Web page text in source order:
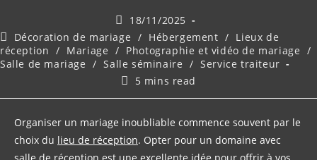
Publication
publiée :
18/11/2025
Post
category:
Décoration de mariage / Hébergement / Lieux de
réception / Mariage / Photographie et vidéo de mariage /
Salle de mariage / Salle séminaire / Service traiteur
Temps5 mins read
Organiser un mariage inoubliable commence souvent par le
choix du lieu de réception. Opter pour un domaine avec